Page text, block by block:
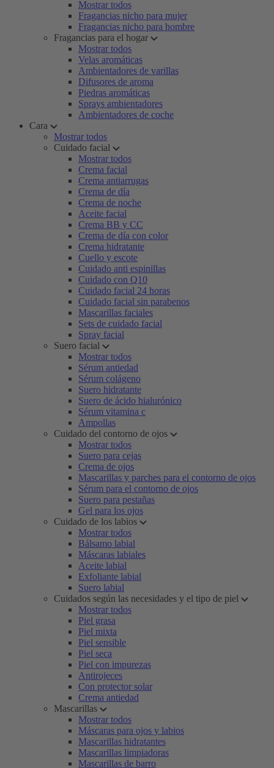
Mostrar todos
Fragancias nicho para mujer
Fragancias nicho para hombre
Fragancias para el hogar
Mostrar todos
Velas aromáticas
Ambientadores de varillas
Difusores de aroma
Piedras aromáticas
Sprays ambientadores
Ambientadores de coche
Cara
Mostrar todos
Cuidado facial
Mostrar todos
Crema facial
Crema antiarrugas
Crema de día
Crema de noche
Aceite facial
Crema BB y CC
Crema de día con color
Crema hidratante
Cuello y escote
Cuidado anti espinillas
Cuidado con Q10
Cuidado facial 24 horas
Cuidado facial sin parabenos
Mascarillas faciales
Sets de cuidado facial
Spray facial
Suero facial
Mostrar todos
Sérum antiedad
Sérum colágeno
Suero hidratante
Suero de ácido hialurónico
Sérum vitamina c
Ampollas
Cuidado del contorno de ojos
Mostrar todos
Suero para cejas
Crema de ojos
Mascarillas y parches para el contorno de ojos
Sérum para el contorno de ojos
Suero para pestañas
Gel para los ojos
Cuidado de los labios
Mostrar todos
Bálsamo labial
Máscaras labiales
Aceite labial
Exfoliante labial
Suero labial
Cuidados según las necesidades y el tipo de piel
Mostrar todos
Piel grasa
Piel mixta
Piel sensible
Piel seca
Piel con impurezas
Antirojeces
Con protector solar
Crema antiedad
Mascarillas
Mostrar todos
Máscaras para ojos y labios
Mascarillas hidratantes
Mascarillas limpiadoras
Mascarillas de barro